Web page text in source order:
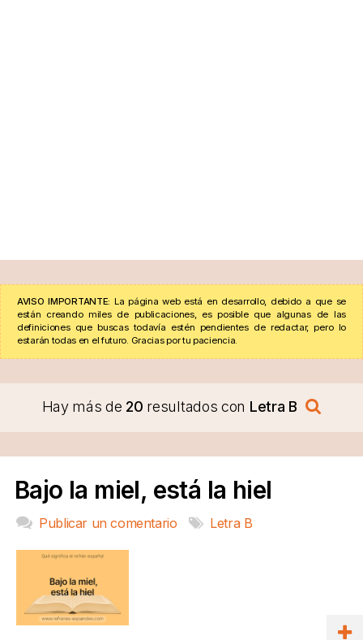
AVISO IMPORTANTE: La página web está en desarrollo, debido a que se
están creando miles de publicaciones, es posible que algunas de las
definiciones que buscas todavía estén pendientes de redactar, pero lo
estarán todas en el futuro. Gracias por tu paciencia.
Hay más de 20 resultados con Letra B
Bajo la miel, está la hiel
Publicar un comentario Letra B